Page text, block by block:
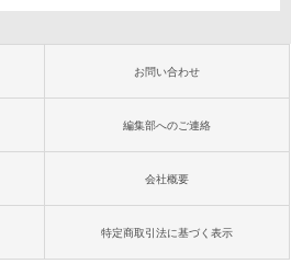
お問い合わせ
編集部へのご連絡
会社概要
特定商取引法に基づく表示